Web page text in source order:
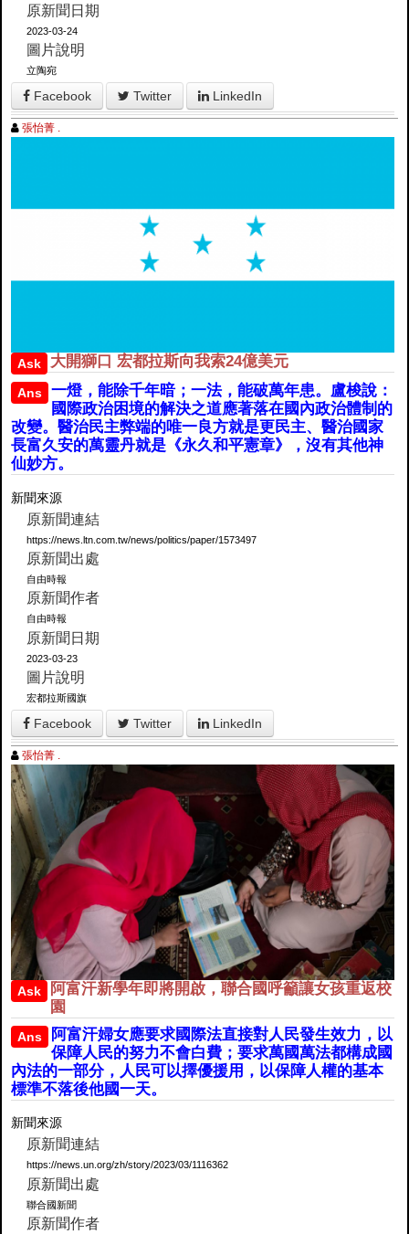
原新聞日期
2023-03-24
圖片說明
立陶宛
Facebook Twitter LinkedIn
張怡菁 .
Ask 大開獅口 宏都拉斯向我索24億美元
Ans
一燈，能除千年暗；一法，能破萬年患。盧梭說：
國際政治困境的解決之道應著落在國內政治體制的
改變。醫治民主弊端的唯一良方就是更民主、醫治國家
長富久安的萬靈丹就是《永久和平憲章》，沒有其他神
仙妙方。
新聞來源
原新聞連結
https://news.ltn.com.tw/news/politics/paper/1573497
原新聞出處
自由時報
原新聞作者
自由時報
原新聞日期
2023-03-23
圖片說明
宏都拉斯國旗
Facebook Twitter LinkedIn
張怡菁 .
Ask
阿富汗新學年即將開啟，聯合國呼籲讓女孩重返校
園
Ans
阿富汗婦女應要求國際法直接對人民發生效力，以
保障人民的努力不會白費；要求萬國萬法都構成國
內法的一部分，人民可以擇優援用，以保障人權的基本
標準不落後他國一天。
新聞來源
原新聞連結
https://news.un.org/zh/story/2023/03/1116362
原新聞出處
聯合國新聞
原新聞作者